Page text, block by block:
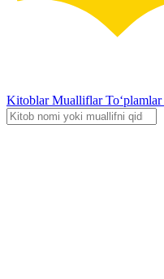
KitoblarMualliflarTo‘plamlar